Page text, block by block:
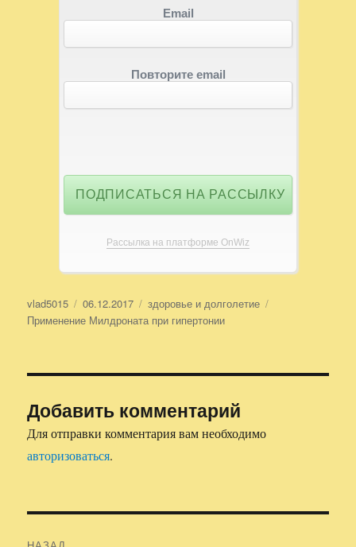
Email
Повторите email
Рассылка на платформе OnWiz
Автор
vlad5015 Опубликовано
06.12.2017 Рубрики
здоровье и долголетие
Применение Милдроната при гипертонии
Добавить комментарий
Для отправки комментария вам необходимо
авторизоваться.